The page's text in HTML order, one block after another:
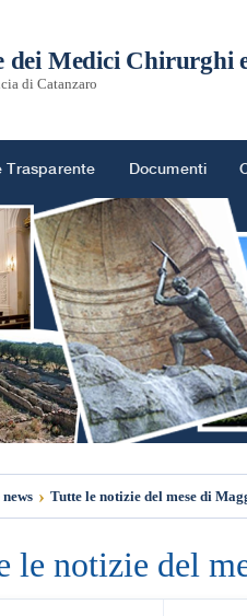
dei Medici Chirurghi
di Catanzaro
Trasparente Documenti
› Tutte le notizie del mese di
le notizie del